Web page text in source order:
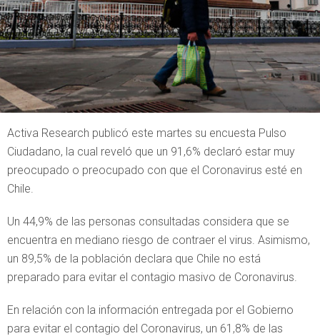
Activa Research publicó este martes su encuesta Pulso
Ciudadano, la cual reveló que un 91,6% declaró estar muy
preocupado o preocupado con que el Coronavirus esté en
Chile.
Un 44,9% de las personas consultadas considera que se
encuentra en mediano riesgo de contraer el virus. Asimismo,
un 89,5% de la población declara que Chile no está
preparado para evitar el contagio masivo de Coronavirus.
En relación con la información entregada por el Gobierno
para evitar el contagio del Coronavirus, un 61,8% de las